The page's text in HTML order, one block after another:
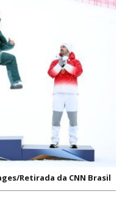
Retirada da CNN Brasil